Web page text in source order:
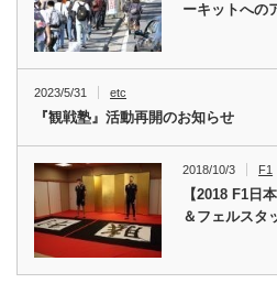
ーキットへの
2023/5/31 etc
『観戦塾』活動再開のお知らせ
2018/10/3 F1
【2018 F1日
＆フェルスタ